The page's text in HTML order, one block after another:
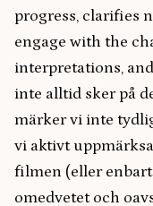
progress, clarifies
engage with the
interpretations,
inte alltid sker på
märker vi inte
vi aktivt
filmen (eller enbart
omedvetet och